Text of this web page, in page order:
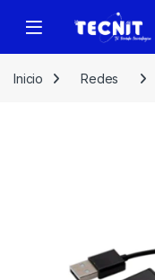
Inicio Redes